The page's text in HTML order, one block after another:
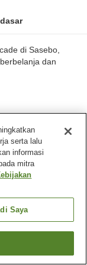
di Sasebo,
dan
serta lalu
informasi
mitra
Saya